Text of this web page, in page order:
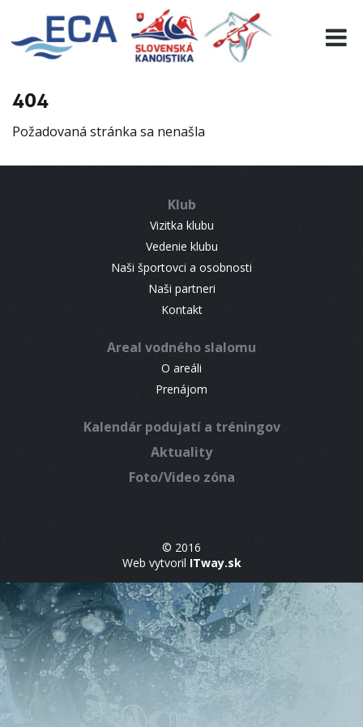
404
Požadovaná stránka sa nenašla
Klub
Vizitka klubu
Vedenie klubu
Naši športovci a osobnosti
Naši partneri
Kontakt
Areal vodného slalomu
O areáli
Prenájom
Kalendár podujatí a tréningov
Aktuality
Foto/Video zóna
© 2016
Web vytvoril ITway.sk
EURO 19
INFO
RESULTS
CONTACT